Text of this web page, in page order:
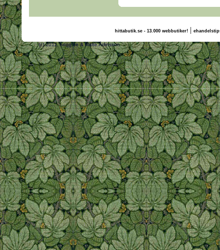
hittabutik.se - 13.000 webbutiker!|
(c) 2011, nogg.se & Malte Ådinsson